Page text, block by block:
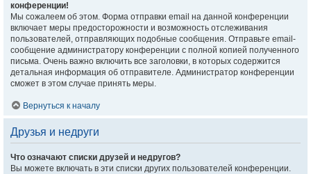
конференции!
Мы сожалеем об этом. Форма отправки email на данной конференции
включает меры предосторожности и возможность отслеживания
пользователей, отправляющих подобные сообщения. Отправьте email-
сообщение администратору конференции с полной копией полученного
письма. Очень важно включить все заголовки, в которых содержится
детальная информация об отправителе. Администратор конференции
сможет в этом случае принять меры.
Вернуться к началу
Друзья и недруги
Что означают списки друзей и недругов?
Вы можете включать в эти списки других пользователей конференции.